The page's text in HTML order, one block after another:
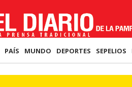
PAÍS MUNDO DEPORTES SEPELIOS